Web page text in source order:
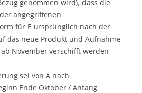
genommen wird), dass die
angegriffenen
für E ursprünglich nach der
das neue Produkt und Aufnahme
November verschifft werden
sei von A nach
Ende Oktober / Anfang